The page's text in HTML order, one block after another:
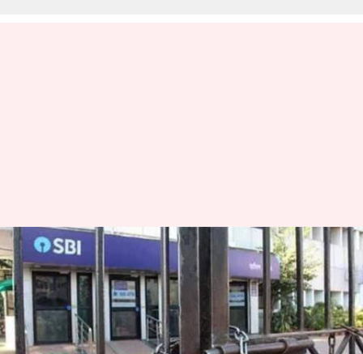
आज से शुरू हुई बैंक यूनियनों की दो
दिवसीय हड़ताल, अब सोमवार को
खुलेंगे बैंक
लेखन भारत शर्मा Jan 31, 2020 05:04 pm